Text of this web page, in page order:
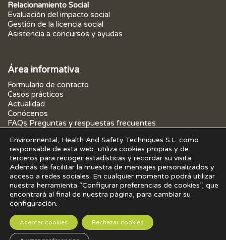
Relacionamiento Social
Evaluación del impacto social
Gestión de la licencia social
Asistencia a concursos y ayudas
Área informativa
Formulario de contacto
Casos prácticos
Actualidad
Conócenos
FAQs Preguntas y respuestas frecuentes
POLÍTICA DE PRIVACIDAD POLÍTICA DE COOKIES AVISO LEGAL
Copyright 2026 ©EHS Techniques
Environmental, Health And Safety Techniques S.L. como
responsable de esta web, utiliza cookies propias y de
terceros para recoger estadísticas y recordar su visita.
Además de facilitar la muestra de mensajes personalizados y
acceso a redes sociales. En cualquier momento podrá utilizar
nuestra herramienta “Configurar preferencias de cookies”, que
encontrará al final de nuestra página, para cambiar su
configuración.
Aceptar cookies Rechazar cookies